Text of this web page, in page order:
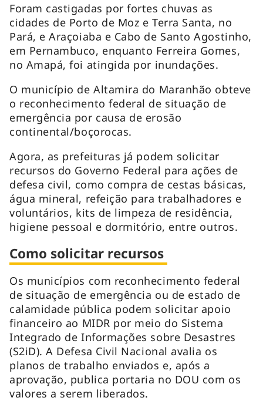
Foram castigadas por fortes chuvas as
cidades de Porto de Moz e Terra Santa, no
Pará, e Araçoiaba e Cabo de Santo Agostinho,
em Pernambuco, enquanto Ferreira Gomes,
no Amapá, foi atingida por inundações.
O município de Altamira do Maranhão obteve
o reconhecimento federal de situação de
emergência por causa de erosão
continental/boçorocas.
Agora, as prefeituras já podem solicitar
recursos do Governo Federal para ações de
defesa civil, como compra de cestas básicas,
água mineral, refeição para trabalhadores e
voluntários, kits de limpeza de residência,
higiene pessoal e dormitório, entre outros.
Como solicitar recursos
Os municípios com reconhecimento federal
de situação de emergência ou de estado de
calamidade pública podem solicitar apoio
financeiro ao MIDR por meio do Sistema
Integrado de Informações sobre Desastres
(S2iD). A Defesa Civil Nacional avalia os
planos de trabalho enviados e, após a
aprovação, publica portaria no DOU com os
valores a serem liberados.